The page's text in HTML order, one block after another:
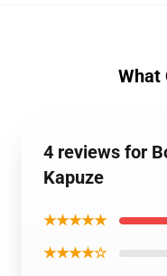
What
4 reviews for
Kapuze
★★★★★
★★★★☆